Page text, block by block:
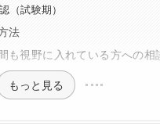
（試験期）
法
も視野に入れている方への相
もっと見る